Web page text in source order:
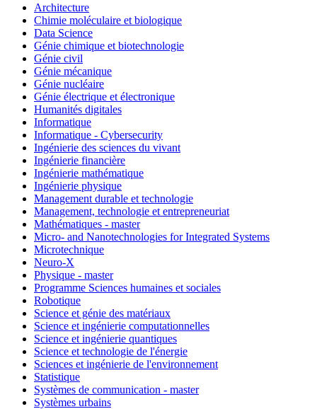
Architecture
Chimie moléculaire et biologique
Data Science
Génie chimique et biotechnologie
Génie civil
Génie mécanique
Génie nucléaire
Génie électrique et électronique
Humanités digitales
Informatique
Informatique - Cybersecurity
Ingénierie des sciences du vivant
Ingénierie financière
Ingénierie mathématique
Ingénierie physique
Management durable et technologie
Management, technologie et entrepreneuriat
Mathématiques - master
Micro- and Nanotechnologies for Integrated Systems
Microtechnique
Neuro-X
Physique - master
Programme Sciences humaines et sociales
Robotique
Science et génie des matériaux
Science et ingénierie computationnelles
Science et ingénierie quantiques
Science et technologie de l'énergie
Sciences et ingénierie de l'environnement
Statistique
Systèmes de communication - master
Systèmes urbains